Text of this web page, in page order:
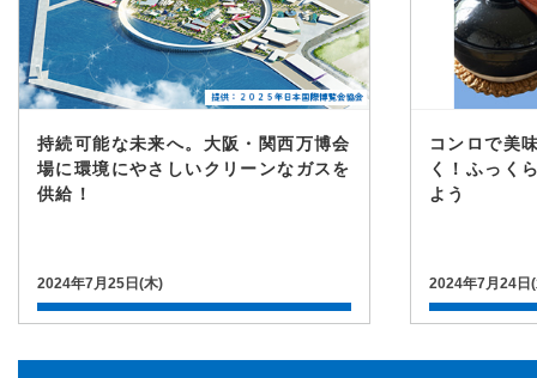
持続可能な未来へ。大阪・関西万博会
場に環境にやさしいクリーンなガスを
供給！
2024年7月25日(木)
コンロで美
く！ふっく
よう
2024年7月24日